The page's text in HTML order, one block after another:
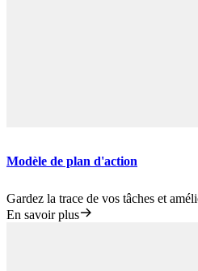
Modèle de plan d'action
Gardez la trace de vos tâches et
En savoir plus